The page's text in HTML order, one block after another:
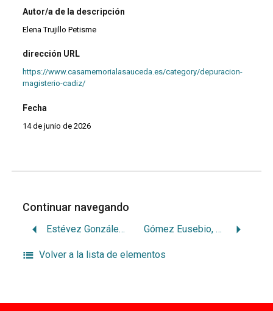
Autor/a de la descripción
Elena Trujillo Petisme
dirección URL
https://www.casamemorialasauceda.es/category/depuracion-
magisterio-cadiz/
Fecha
14 de junio de 2026
Continuar navegando
Estévez González, Ángela Gómez Eusebio, Emilia
Volver a la lista de elementos